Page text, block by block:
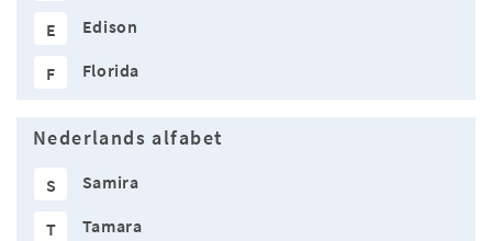
E Edison
F Florida
Nederlands alfabet
S Samira
T Tamara